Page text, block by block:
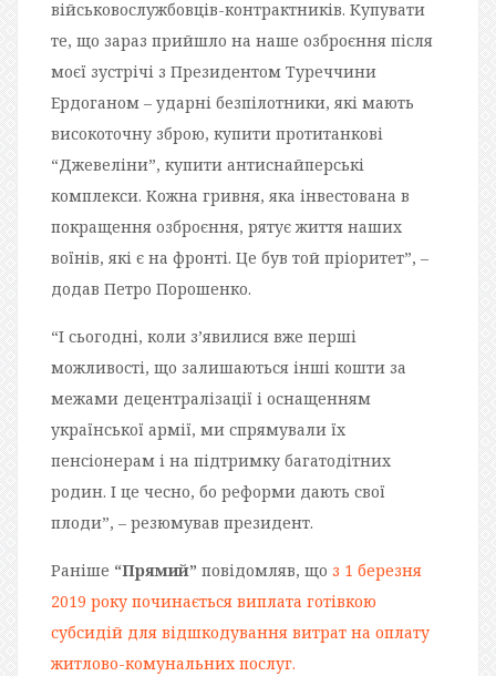
військовослужбовців-контрактників. Купувати
те, що зараз прийшло на наше озброєння після
моєї зустрічі з Президентом Туреччини
Ердоганом – ударні безпілотники, які мають
високоточну зброю, купити протитанкові
“Джевеліни”, купити антиснайперські
комплекси. Кожна гривня, яка інвестована в
покращення озброєння, рятує життя наших
воїнів, які є на фронті. Це був той пріоритет”, –
додав Петро Порошенко.
“І сьогодні, коли з’явилися вже перші
можливості, що залишаються інші кошти за
межами децентралізації і оснащенням
української армії, ми спрямували їх
пенсіонерам і на підтримку багатодітних
родин. І це чесно, бо реформи дають свої
плоди”, – резюмував президент.
Раніше “Прямий” повідомляв, що з 1 березня
2019 року починається виплата готівкою
субсидій для відшкодування витрат на оплату
житлово-комунальних послуг.